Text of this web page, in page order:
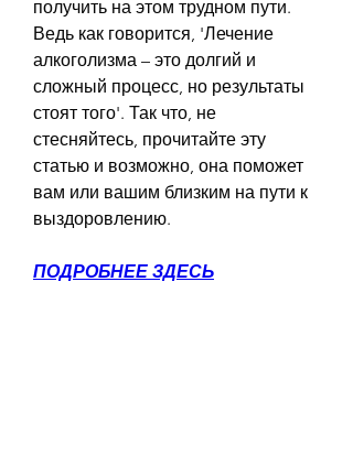
получить на этом трудном пути.
Ведь как говорится, 'Лечение
алкоголизма – это долгий и
сложный процесс, но результаты
стоят того'. Так что, не
стесняйтесь, прочитайте эту
статью и возможно, она поможет
вам или вашим близким на пути к
выздоровлению.
ПОДРОБНЕЕ ЗДЕСЬ